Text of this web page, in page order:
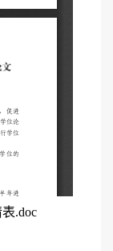
.doc